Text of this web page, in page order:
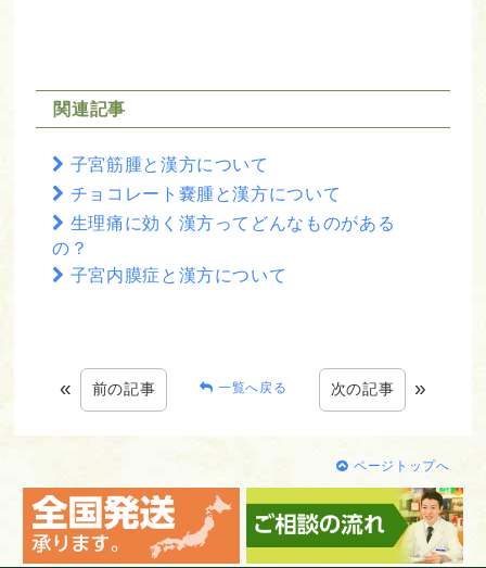
関連記事
子宮筋腫と漢方について
チョコレート嚢腫と漢方について
生理痛に効く漢方ってどんなものがある
の？
子宮内膜症と漢方について
« 前の記事 一覧へ戻る 次の記事 »
ページトップへ